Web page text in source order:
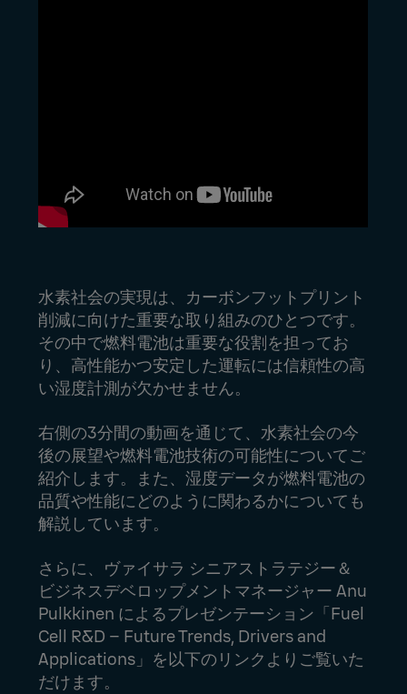
水素社会の実現は、カーボンフットプリント
削減に向けた重要な取り組みのひとつです。
その中で燃料電池は重要な役割を担ってお
り、高性能かつ安定した運転には信頼性の高
い湿度計測が欠かせません。
右側の3分間の動画を通じて、水素社会の今
後の展望や燃料電池技術の可能性についてご
紹介します。また、湿度データが燃料電池の
品質や性能にどのように関わるかについても
解説しています。
さらに、ヴァイサラ シニアストラテジー＆
ビジネスデベロップメントマネージャー Anu
Pulkkinen によるプレゼンテーション「Fuel
Cell R&D – Future Trends, Drivers and
Applications」を以下のリンクよりご覧いた
だけます。